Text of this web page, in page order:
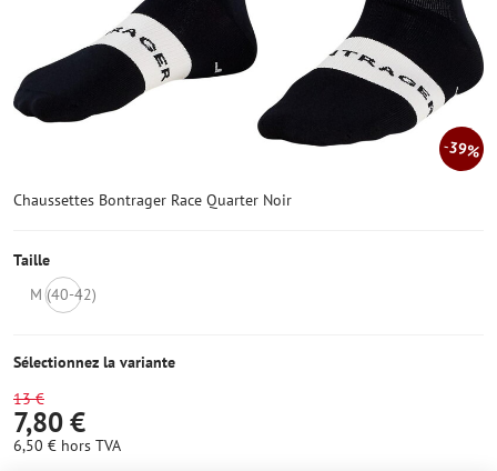
39%
Chaussettes Bontrager Race Quarter Noir
Taille
M (40-42)
STOCK
Sélectionnez la variante
13 €
7,80 €
6,50 € hors TVA